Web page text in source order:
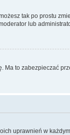
tak po prostu
lub
Ma to zabezpieczać
uprawnień w